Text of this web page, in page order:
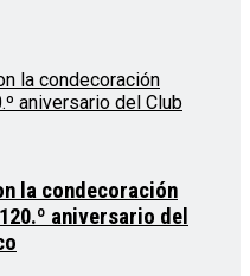
la condecoración
aniversario del